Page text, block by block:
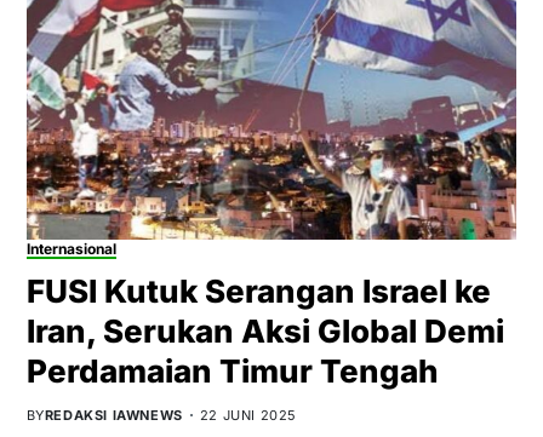
Internasional
FUSI Kutuk Serangan Israel ke
Iran, Serukan Aksi Global Demi
Perdamaian Timur Tengah
BYREDAKSI IAWNEWS 22 JUNI 2025